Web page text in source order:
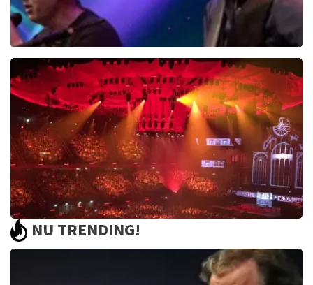
Edwin Evers Band
729+reviews
BEKIJKEN
Vrienden Van Amstel Live
NU TRENDING!